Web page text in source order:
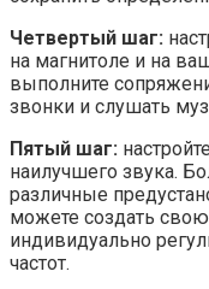
Четвертый шаг:
на магнитоле и на
выполните
звонки и слушать
Пятый шаг:
наилучшего звука.
различные
можете создать
индивидуально
частот.